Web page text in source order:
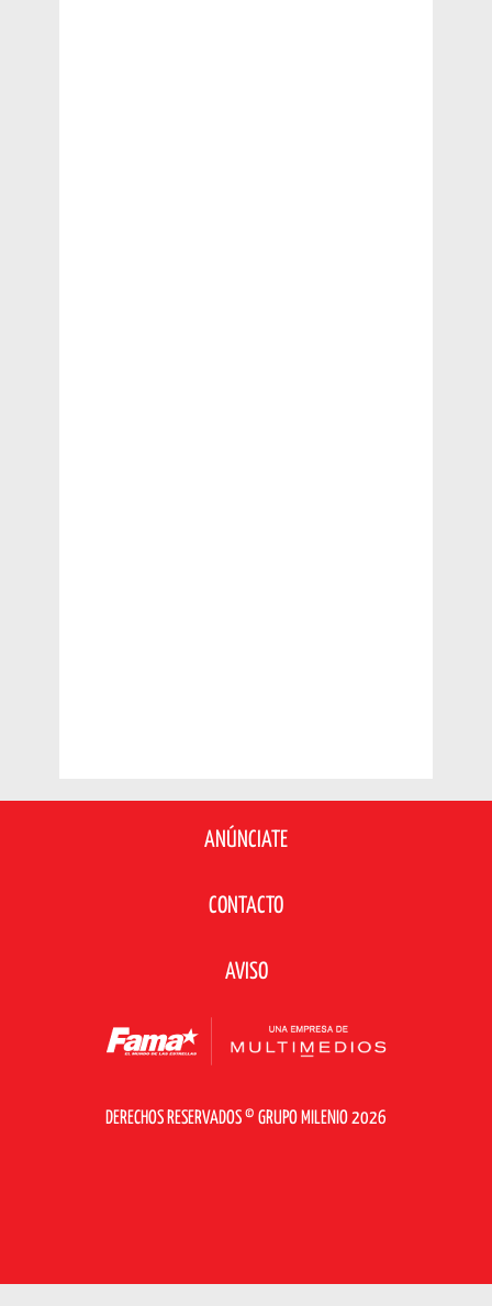
ANÚNCIATE
CONTACTO
AVISO
DERECHOS RESERVADOS © GRUPO MILENIO 2026